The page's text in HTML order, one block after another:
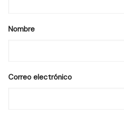
Nombre
Correo electrónico